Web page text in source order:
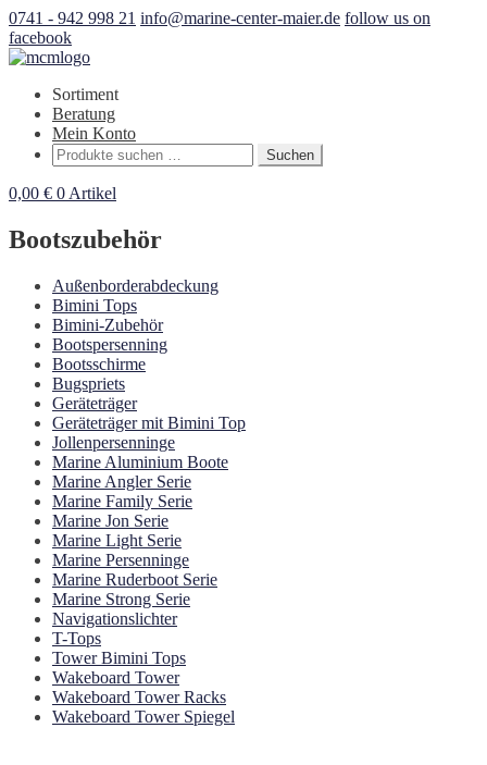
0741 - 942 998 21 info@marine-center-maier.de follow us on
facebook
Sortiment
Beratung
Mein Konto
Suchen
nach:
Suchen
0,00 € 0 Artikel
Bootszubehör
Außenborderabdeckung
Bimini Tops
Bimini-Zubehör
Bootspersenning
Bootsschirme
Bugspriets
Geräteträger
Geräteträger mit Bimini Top
Jollenpersenninge
Marine Aluminium Boote
Marine Angler Serie
Marine Family Serie
Marine Jon Serie
Marine Light Serie
Marine Persenninge
Marine Ruderboot Serie
Marine Strong Serie
Navigationslichter
T-Tops
Tower Bimini Tops
Wakeboard Tower
Wakeboard Tower Racks
Wakeboard Tower Spiegel